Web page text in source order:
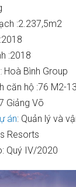
:2.237,5m2
:2018
Hoà Bình Group
căn hộ :76 M2-
Giảng Võ
án: Quản lý và
Resorts
Quý IV/2020